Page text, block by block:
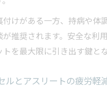
付けがある一方、持病や体
が推奨されます。安全な利
を最大限に引き出す鍵とな
ルとアスリートの疲労軽